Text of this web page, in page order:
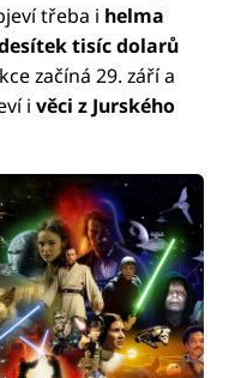
třeba i helma
tisíc dolarů
začíná 29. září a
i věci z Jurského